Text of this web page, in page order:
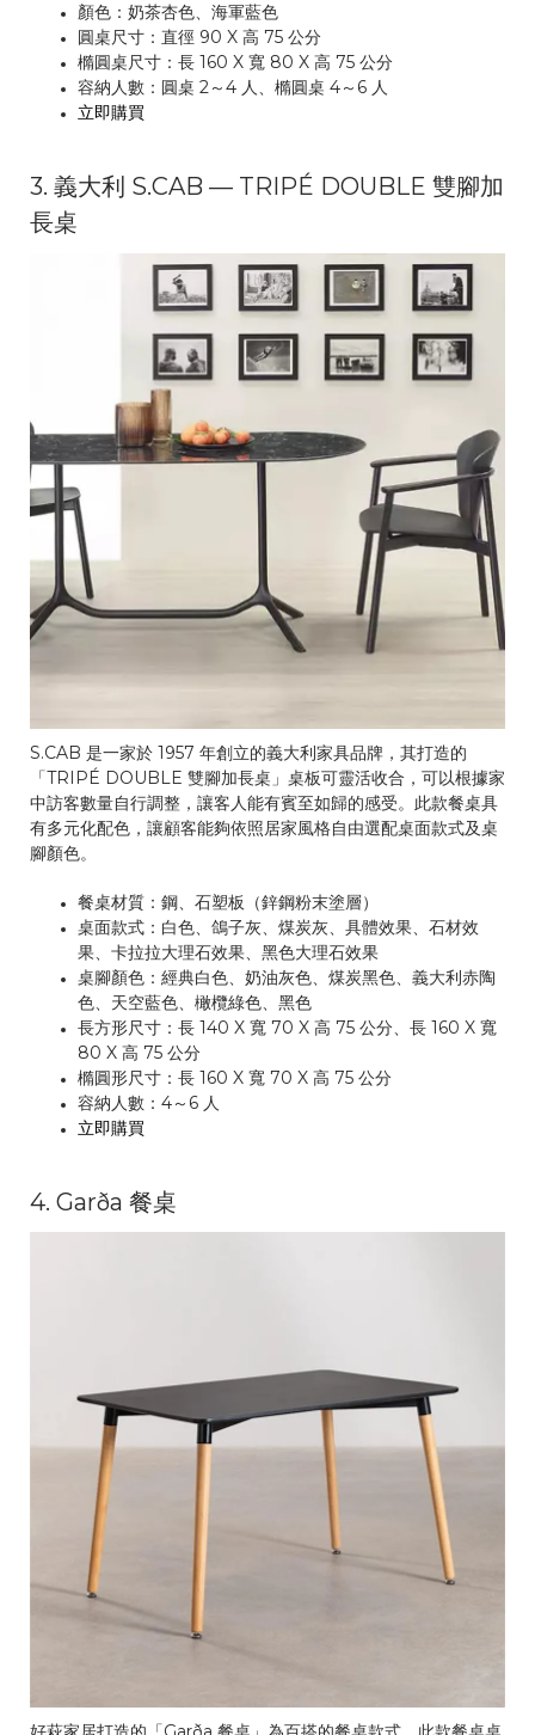
顏色：奶茶杏色、海軍藍色
圓桌尺寸：直徑 90 X 高 75 公分
橢圓桌尺寸：長 160 X 寬 80 X 高 75 公分
容納人數：圓桌 2～4 人、橢圓桌 4～6 人
立即購買
3. 義大利 S.CAB — TRIPÉ DOUBLE 雙腳加
長桌
S.CAB 是一家於 1957 年創立的義大利家具品牌，其打造的
「TRIPÉ DOUBLE 雙腳加長桌」桌板可靈活收合，可以根據家
中訪客數量自行調整，讓客人能有賓至如歸的感受。此款餐桌具
有多元化配色，讓顧客能夠依照居家風格自由選配桌面款式及桌
腳顏色。
餐桌材質：鋼、石塑板（鋅鋼粉末塗層）
桌面款式：白色、鴿子灰、煤炭灰、具體效果、石材效
果、卡拉拉大理石效果、黑色大理石效果
桌腳顏色：經典白色、奶油灰色、煤炭黑色、義大利赤陶
色、天空藍色、橄欖綠色、黑色
長方形尺寸：長 140 X 寬 70 X 高 75 公分、長 160 X 寬
80 X 高 75 公分
橢圓形尺寸：長 160 X 寬 70 X 高 75 公分
容納人數：4～6 人
立即購買
4. Garða 餐桌